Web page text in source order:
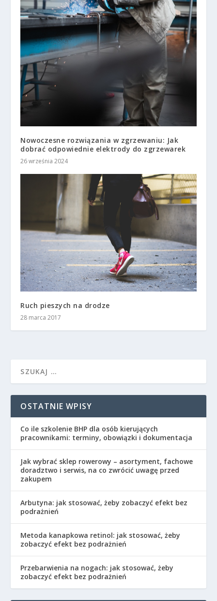
Nowoczesne rozwiązania w zgrzewaniu: Jak
dobrać odpowiednie elektrody do zgrzewarek
26 września 2024
Ruch pieszych na drodze
28 marca 2017
OSTATNIE WPISY
Co ile szkolenie BHP dla osób kierujących
pracownikami: terminy, obowiązki i dokumentacja
Jak wybrać sklep rowerowy – asortyment, fachowe
doradztwo i serwis, na co zwrócić uwagę przed
zakupem
Arbutyna: jak stosować, żeby zobaczyć efekt bez
podrażnień
Metoda kanapkowa retinol: jak stosować, żeby
zobaczyć efekt bez podrażnień
Przebarwienia na nogach: jak stosować, żeby
zobaczyć efekt bez podrażnień